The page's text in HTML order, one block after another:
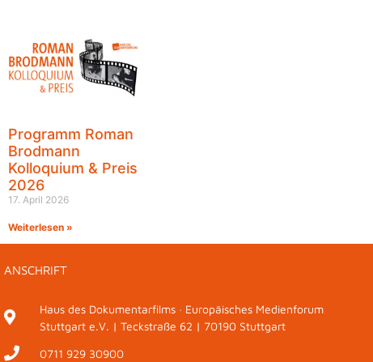
Programm Roman
Brodmann
Kolloquium & Preis
2026
17. April 2026
Weiterlesen »
ANSCHRIFT
Haus des Dokumentarfilms · Europäisches Medienforum
Stuttgart e.V. | Teckstraße 62 | 70190 Stuttgart
0711 929 30900